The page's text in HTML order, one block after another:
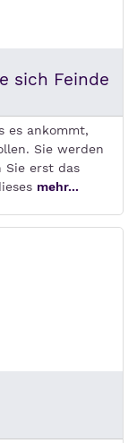
sich Feinde
es ankommt,
Sie werden
Sie erst das
mehr...